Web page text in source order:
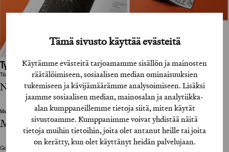
Tämä sivusto käyttää evästeitä
Käytämme evästeitä tarjoamamme sisällön ja mainosten
räätälöimiseen, sosiaalisen median ominaisuuksien
tukemiseen ja kävijämäärämme analysoimiseen. Lisäksi
jaamme sosiaalisen median, mainosalan ja analytiikka-
alan kumppaneillemme tietoja siitä, miten käytät
sivustoamme. Kumppanimme voivat yhdistää näitä
tietoja muihin tietoihin, joita olet antanut heille tai joita
on kerätty, kun olet käyttänyt heidän palvelujaan.
Työhön osallistuneet henkilöt / tahot:
Tilaaja
Nihil Interit Ry
Mainostoimisto
Milena Huhta ja Jungmyung Lee, Aalto ARTS
Graafinen suunnittelija / Graphic Designer